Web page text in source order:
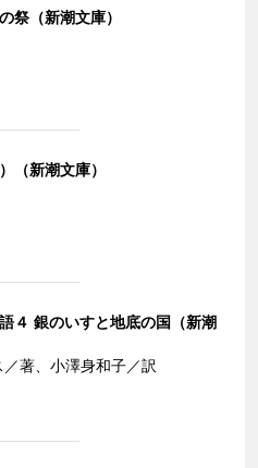
祭（新潮文庫）
（新潮文庫）
４ 銀のいすと地底の国（新潮
著、小澤身和子／訳